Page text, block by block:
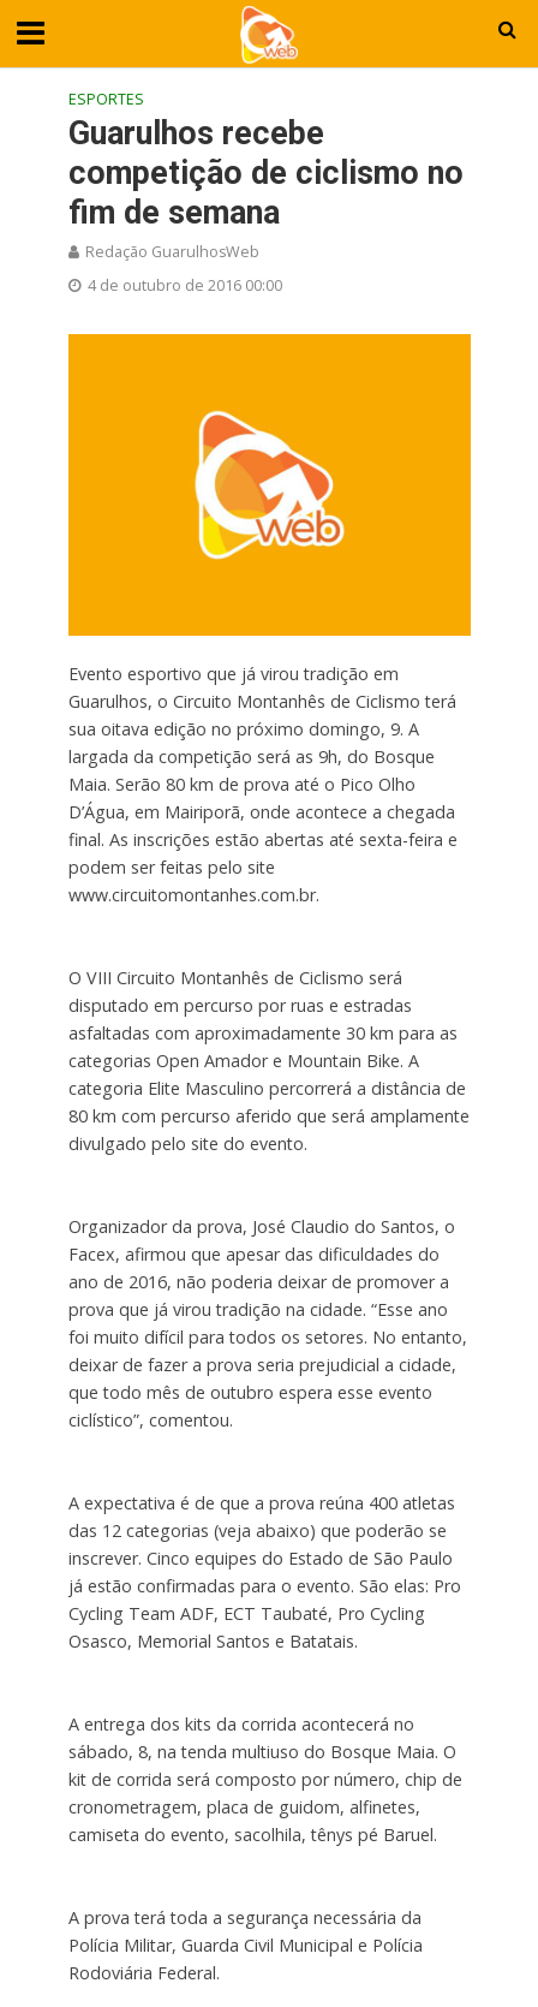
ESPORTES
Guarulhos recebe
competição de ciclismo no
fim de semana
Redação GuarulhosWeb
4 de outubro de 2016 00:00
Evento esportivo que já virou tradição em
Guarulhos, o Circuito Montanhês de Ciclismo terá
sua oitava edição no próximo domingo, 9. A
largada da competição será as 9h, do Bosque
Maia. Serão 80 km de prova até o Pico Olho
D’Água, em Mairiporã, onde acontece a chegada
final. As inscrições estão abertas até sexta-feira e
podem ser feitas pelo site
www.circuitomontanhes.com.br.
O VIII Circuito Montanhês de Ciclismo será
disputado em percurso por ruas e estradas
asfaltadas com aproximadamente 30 km para as
categorias Open Amador e Mountain Bike. A
categoria Elite Masculino percorrerá a distância de
80 km com percurso aferido que será amplamente
divulgado pelo site do evento.
Organizador da prova, José Claudio do Santos, o
Facex, afirmou que apesar das dificuldades do
ano de 2016, não poderia deixar de promover a
prova que já virou tradição na cidade. “Esse ano
foi muito difícil para todos os setores. No entanto,
deixar de fazer a prova seria prejudicial a cidade,
que todo mês de outubro espera esse evento
ciclístico”, comentou.
A expectativa é de que a prova reúna 400 atletas
das 12 categorias (veja abaixo) que poderão se
inscrever. Cinco equipes do Estado de São Paulo
já estão confirmadas para o evento. São elas: Pro
Cycling Team ADF, ECT Taubaté, Pro Cycling
Osasco, Memorial Santos e Batatais.
A entrega dos kits da corrida acontecerá no
sábado, 8, na tenda multiuso do Bosque Maia. O
kit de corrida será composto por número, chip de
cronometragem, placa de guidom, alfinetes,
camiseta do evento, sacolhila, tênys pé Baruel.
A prova terá toda a segurança necessária da
Polícia Militar, Guarda Civil Municipal e Polícia
Rodoviária Federal.